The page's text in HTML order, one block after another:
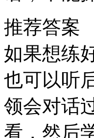
推荐答案
如果想练
也可以听
领会对话
看，然后